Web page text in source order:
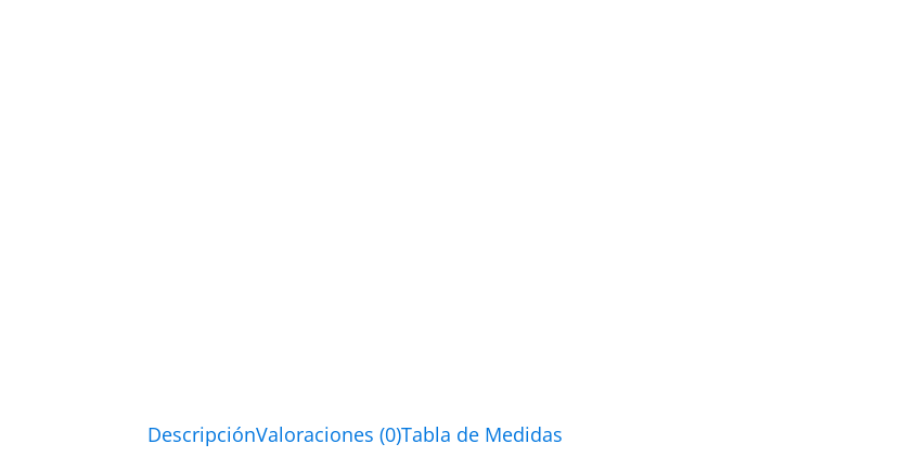
DescripciónValoraciones (0)Tabla de Medidas